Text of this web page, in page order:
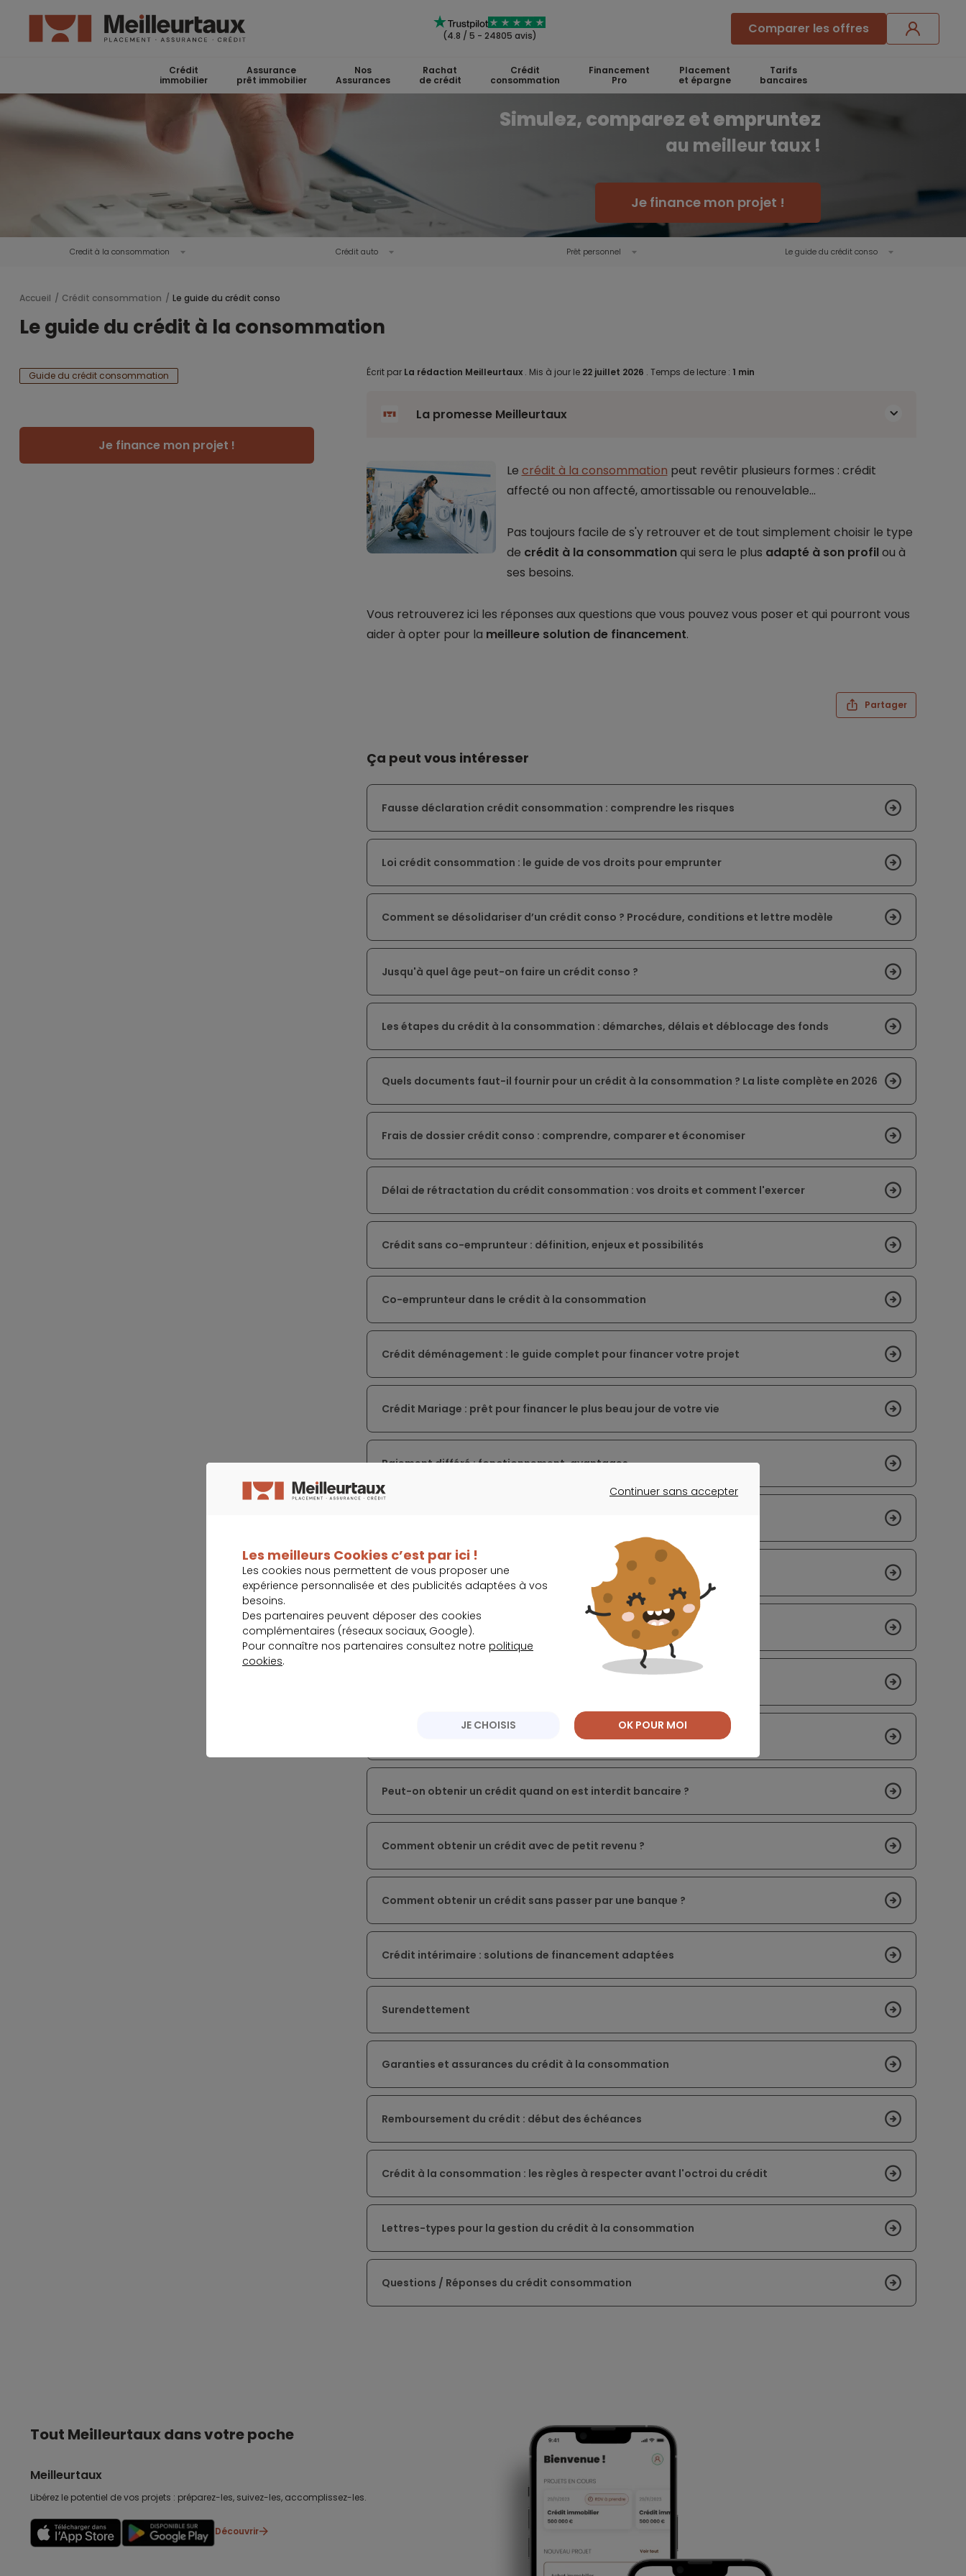
(4.8 / 5 - 24805 avis) Comparer les offres
Crédit
immobilier
Assurance
prêt immobilier
Nos
Assurances
Rachat
de crédit
Crédit
consommation
Financement
Pro
Placement
et épargne
Tarifs
bancaires
Simulez, comparez et empruntez
au meilleur taux !
Je finance mon projet !
Credit à la consommation Crédit auto Prêt personnel Le guide du crédit conso
Accueil Crédit consommation Le guide du crédit conso
Le guide du crédit à la consommation
Guide du crédit consommation
Je finance mon projet !
Écrit par La rédaction Meilleurtaux. Mis à jour le 22 juillet 2026 . Temps de lecture : 1 min
La promesse Meilleurtaux
Le crédit à la consommation peut revêtir plusieurs formes : crédit
affecté ou non affecté, amortissable ou renouvelable...
Pas toujours facile de s'y retrouver et de tout simplement choisir le type
de crédit à la consommationqui sera le plus adapté à son profilou à
ses besoins.
Vous retrouverez ici les réponses aux questions que vous pouvez vous poser et qui pourront vous
aider à opter pour la meilleure solution de financement.
Partager
Ça peut vous intéresser
Fausse déclaration crédit consommation : comprendre les risques
Loi crédit consommation : le guide de vos droits pour emprunter
Comment se désolidariser d’un crédit conso ? Procédure, conditions et lettre modèle
Jusqu'à quel âge peut-on faire un crédit conso ?
Les étapes du crédit à la consommation : démarches, délais et déblocage des fonds
Quels documents faut-il fournir pour un crédit à la consommation ? La liste complète en 2026
Frais de dossier crédit conso : comprendre, comparer et économiser
Délai de rétractation du crédit consommation : vos droits et comment l'exercer
Crédit sans co-emprunteur : définition, enjeux et possibilités
Co-emprunteur dans le crédit à la consommation
Crédit déménagement : le guide complet pour financer votre projet
Crédit Mariage : prêt pour financer le plus beau jour de votre vie
Paiement différé : fonctionnement, avantages
Crédit pour un camping-car
Crédit « bateau » : les solutions pour financer l’achat de votre bateau
Crédit rapide en ligne : comment obtenir un prêt instantané ?
Peut-on obtenir un crédit quand on est interdit bancaire ?
Comment obtenir un crédit avec de petit revenu ?
Comment obtenir un crédit sans passer par une banque ?
Crédit intérimaire : solutions de financement adaptées
Surendettement
Garanties et assurances du crédit à la consommation
Remboursement du crédit : début des échéances
Crédit à la consommation : les règles à respecter avant l'octroi du crédit
Lettres-types pour la gestion du crédit à la consommation
Questions / Réponses du crédit consommation
Tout Meilleurtaux dans votre poche
Meilleurtaux
Libérez le potentiel de vos projets : préparez-les, suivez-les, accomplissez-les.
Découvrir
Continuer sans accepter
Les meilleurs Cookies c’est par ici !
Les cookies nous permettent de vous proposer une
expérience personnalisée et des publicités adaptées à vos
besoins.
Des partenaires peuvent déposer des cookies
complémentaires (réseaux sociaux, Google).
Pour connaître nos partenaires consultez notre politique
cookies.
JE CHOISIS OK POUR MOI